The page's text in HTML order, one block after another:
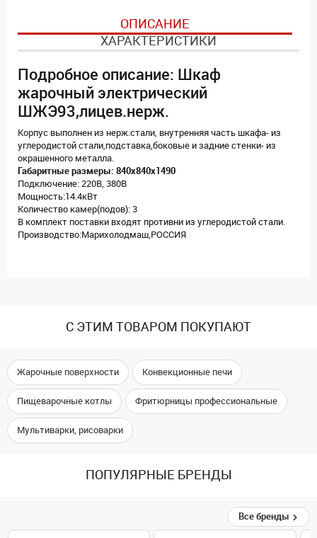
ОПИСАНИЕ
ХАРАКТЕРИСТИКИ
Подробное описание: Шкаф
жарочный электрический
ШЖЭ93,лицев.нерж.
Корпус выполнен из нерж.стали, внутренняя часть шкафа- из
углеродистой стали,подставка,боковые и задние стенки- из
окрашенного металла.
Габаритные размеры: 840х840х1490
Подключение: 220В, 380В
Мощность:14.4кВт
Количество камер(подов): 3
В комплект поставки входят противни из углеродистой стали.
Производство:Марихолодмаш,РОССИЯ
С ЭТИМ ТОВАРОМ ПОКУПАЮТ
Жарочные поверхности Конвекционные печи
Пищеварочные котлы Фритюрницы профессиональные
Мультиварки, рисоварки
ПОПУЛЯРНЫЕ БРЕНДЫ
Все бренды